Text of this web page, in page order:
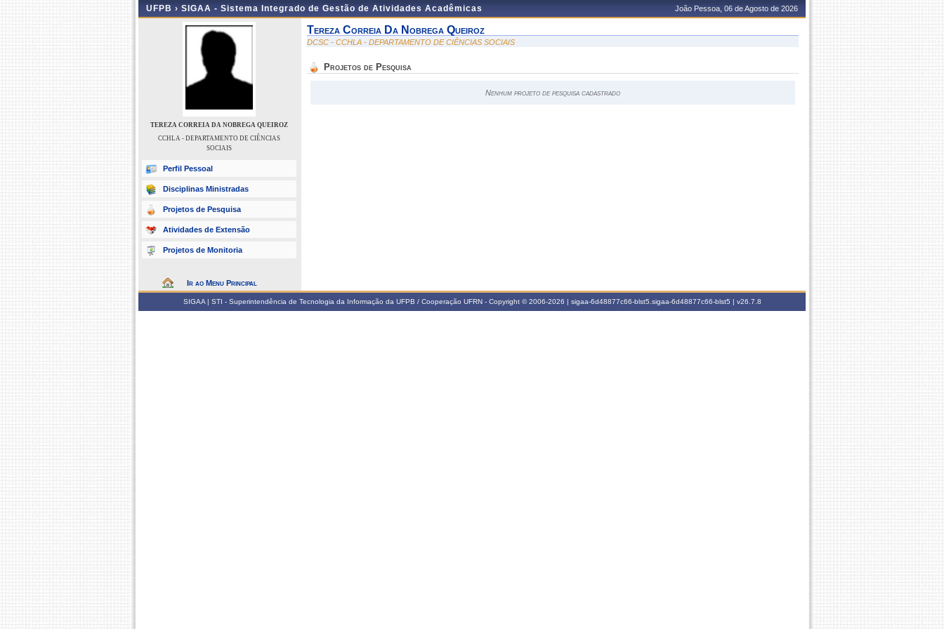
UFPB › SIGAA - Sistema Integrado de Gestão de Atividades Acadêmicas João Pessoa, 06 de Agosto de 2026
TEREZA CORREIA DA NOBREGA QUEIROZ
CCHLA - DEPARTAMENTO DE CIÊNCIAS
SOCIAIS
Perfil Pessoal
Disciplinas Ministradas
Projetos de Pesquisa
Atividades de Extensão
Projetos de Monitoria
Ir ao Menu Principal
Tereza Correia Da Nobrega Queiroz
DCSC - CCHLA - DEPARTAMENTO DE CIÊNCIAS SOCIAIS
Projetos de Pesquisa
Nenhum projeto de pesquisa cadastrado
SIGAA | STI - Superintendência de Tecnologia da Informação da UFPB / Cooperação UFRN - Copyright © 2006-2026 | sigaa-6d48877c66-blst5.sigaa-6d48877c66-blst5 | v26.7.8